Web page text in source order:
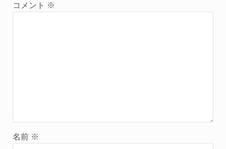
コメント ※
名前 ※